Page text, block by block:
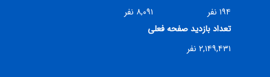
۱۹۴ نفر
۸,۰۹۱ نفر
تعداد بازدید صفحه فعلی
۲,۱۴۹,۴۳۱ نفر